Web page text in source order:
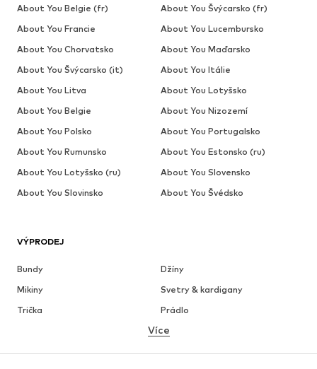
VÝPRODEJ
Bundy
Džíny
Mikiny
Svetry & kardigany
Trička
Prádlo
Košile
Kabáty
Obleky & saka
Více
About You Belgie (fr)
About You Švýcarsko (fr)
About You Francie
About You Lucembursko
About You Chorvatsko
About You Maďarsko
About You Švýcarsko (it)
About You Itálie
About You Litva
About You Lotyšsko
About You Belgie
About You Nizozemí
About You Polsko
About You Portugalsko
About You Rumunsko
About You Estonsko (ru)
About You Lotyšsko (ru)
About You Slovensko
About You Slovinsko
About You Švédsko